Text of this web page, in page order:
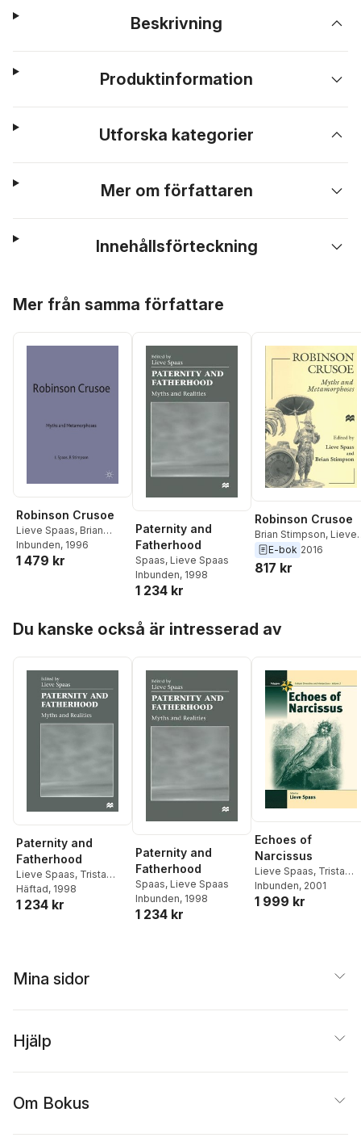
Beskrivning
Produktinformation
Utforska kategorier
Mer om författaren
Innehållsförteckning
Mer från samma författare
Robinson Crusoe
Lieve Spaas, Brian
Stimpson
Inbunden, 1996
1 479 kr
Paternity and
Fatherhood
Spaas, Lieve Spaas
Inbunden, 1998
1 234 kr
Robinson Crusoe
Brian Stimpson, Lieve
Spaas
E-bok 2016
817 kr
Du kanske också är intresserad av
Paternity and
Fatherhood
Lieve Spaas, Trista
Selous
Häftad, 1998
1 234 kr
Paternity and
Fatherhood
Spaas, Lieve Spaas
Inbunden, 1998
1 234 kr
Echoes of
Narcissus
Lieve Spaas, Trista
Selous
Inbunden, 2001
1 999 kr
Mina sidor
Hjälp
Om Bokus